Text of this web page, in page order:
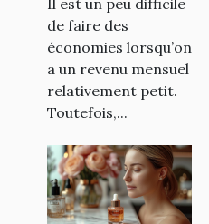
de faire des
économies lorsqu’on
a un revenu mensuel
relativement petit.
Toutefois,...